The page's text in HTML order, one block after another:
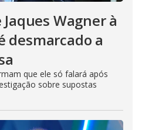
Wagner à
desmarcado a
que ele só falará após
sobre supostas